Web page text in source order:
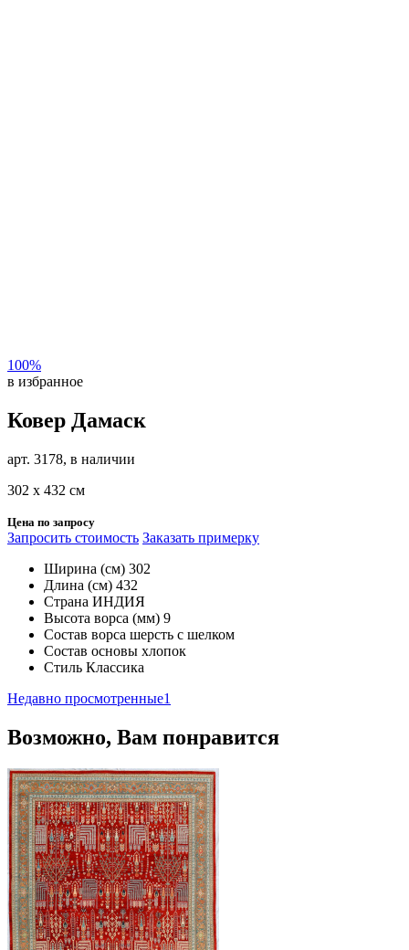
100%
в избранное
Ковер Дамаск
арт. 3178, в наличии
302 х 432 см
Цена по запросу
Запросить стоимость Заказать примерку
Ширина (см) 302
Длина (см) 432
Страна ИНДИЯ
Высота ворса (мм) 9
Состав ворса шерсть с шелком
Состав основы хлопок
Стиль Классика
Недавно просмотренные1
Возможно, Вам понравится